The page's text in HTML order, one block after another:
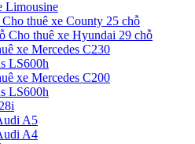
Limousine
Cho thuê xe County 25 chỗ
Cho thuê xe Hyundai 29 chỗ
xe Mercedes C230
LS600h
xe Mercedes C200
LS600h
A5
A4